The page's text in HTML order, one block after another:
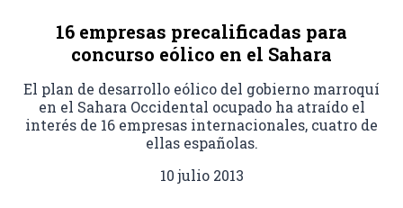
16 empresas precalificadas para
concurso eólico en el Sahara
El plan de desarrollo eólico del gobierno marroquí
en el Sahara Occidental ocupado ha atraído el
interés de 16 empresas internacionales, cuatro de
ellas españolas.
10 julio 2013